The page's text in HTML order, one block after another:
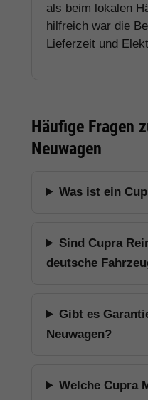
als beim lokalen
hilfreich war die
Lieferzeit und
Häufige Fragen
Neuwagen
Was ist ein
Sind Cupra
deutsche
Gibt es
Neuwagen?
Welche Cupra